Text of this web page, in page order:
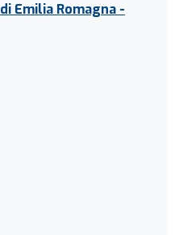
Emilia Romagna -